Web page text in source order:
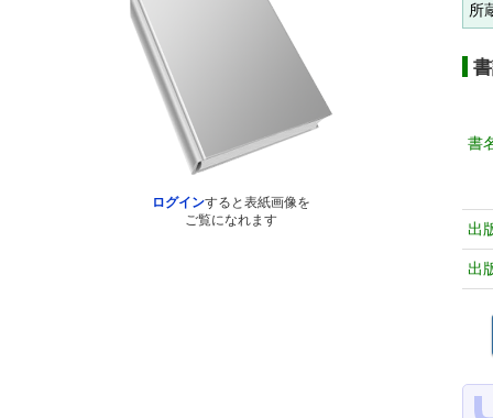
ログインすると表紙画像を
ご覧になれます
所
書
出
出